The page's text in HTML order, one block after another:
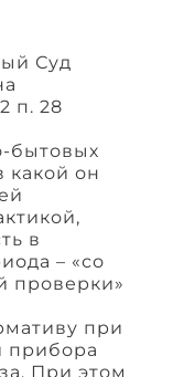
Суд
п. 28
бытовых
какой он
в
– «со
проверки»
при
прибора
При этом